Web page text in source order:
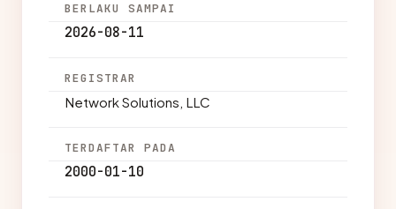
BERLAKU SAMPAI
2026-08-11
REGISTRAR
Network Solutions, LLC
TERDAFTAR PADA
2000-01-10